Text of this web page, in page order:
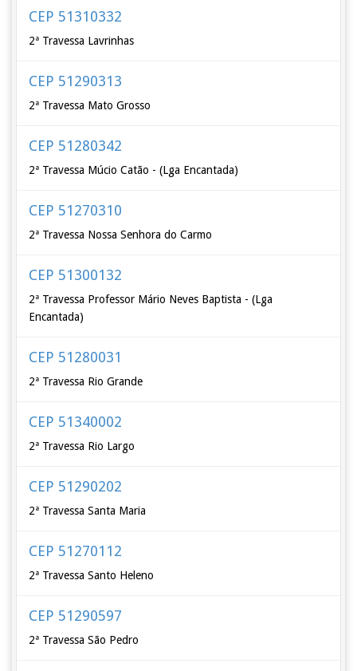
CEP 51310332
2ª Travessa Lavrinhas
CEP 51290313
2ª Travessa Mato Grosso
CEP 51280342
2ª Travessa Múcio Catão - (Lga Encantada)
CEP 51270310
2ª Travessa Nossa Senhora do Carmo
CEP 51300132
2ª Travessa Professor Mário Neves Baptista - (Lga
Encantada)
CEP 51280031
2ª Travessa Rio Grande
CEP 51340002
2ª Travessa Rio Largo
CEP 51290202
2ª Travessa Santa Maria
CEP 51270112
2ª Travessa Santo Heleno
CEP 51290597
2ª Travessa São Pedro